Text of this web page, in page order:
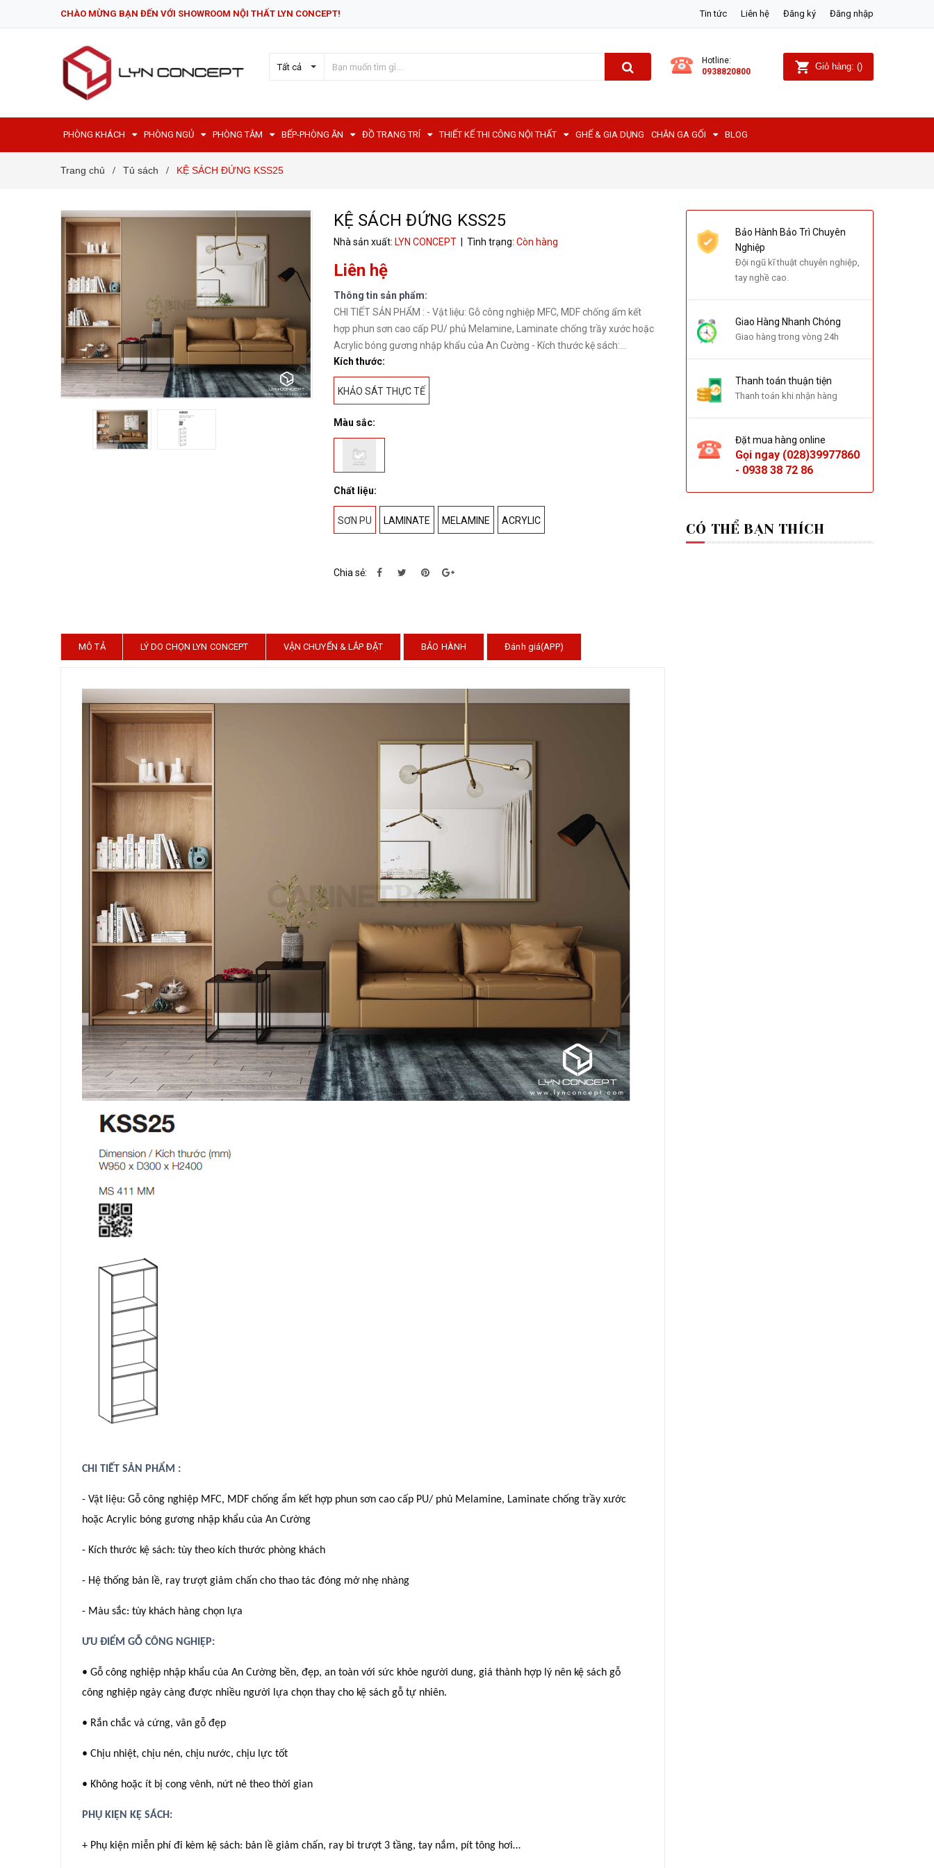
CHÀO MỪNG BẠN ĐẾN VỚI SHOWROOM NỘI THẤT LYN CONCEPT! Tin tức Liên hệ Đăng ký Đăng nhập
Tất cả
Hotline:
0938820800
Giỏ hàng: ()
PHÒNG KHÁCH PHÒNG NGỦ PHÒNG TẮM BẾP-PHÒNG ĂN ĐỒ TRANG TRÍ THIẾT KẾ THI CÔNG NỘI THẤT GHẾ & GIA DỤNG CHĂN GA GỐI BLOG
Trang chủ / Tủ sách / KỆ SÁCH ĐỨNG KSS25
KỆ SÁCH ĐỨNG KSS25
Nhà sản xuất: LYN CONCEPT | Tình trạng: Còn hàng
Liên hệ
Thông tin sản phẩm:
CHI TIẾT SẢN PHẨM : - Vật liệu: Gỗ công nghiệp MFC, MDF chống ẩm kết
hợp phun sơn cao cấp PU/ phủ Melamine, Laminate chống trầy xước hoặc
Acrylic bóng gương nhập khẩu của An Cường - Kích thước kệ sách:...
Kích thước:
KHẢO SÁT THỰC TẾ
Màu sắc:
Chất liệu:
SƠN PU LAMINATE MELAMINE ACRYLIC
Chia sẻ:
MÔ TẢ LÝ DO CHỌN LYN CONCEPT VẬN CHUYỂN & LẮP ĐẶT BẢO HÀNH Đánh giá(APP)
CHI TIẾT SẢN PHẨM :
- Vật liệu: Gỗ công nghiệp MFC, MDF chống ẩm kết hợp phun sơn cao cấp PU/ phủ Melamine, Laminate chống trầy xước
hoặc Acrylic bóng gương nhập khẩu của An Cường
- Kích thước kệ sách: tùy theo kích thước phòng khách
- Hệ thống bản lề, ray trượt giảm chấn cho thao tác đóng mở nhẹ nhàng
- Màu sắc: tùy khách hàng chọn lựa
ƯU ĐIỂM GỖ CÔNG NGHIỆP:
• Gỗ công nghiệp nhập khẩu của An Cường bền, đẹp, an toàn với sức khỏe người dung, giá thành hợp lý nên kệ sách gỗ
công nghiệp ngày càng được nhiều người lựa chọn thay cho kệ sách gỗ tự nhiên.
• Rắn chắc và cứng, vân gỗ đẹp
• Chịu nhiệt, chịu nén, chịu nước, chịu lực tốt
• Không hoặc ít bị cong vênh, nứt nẻ theo thời gian
PHỤ KIỆN KỆ SÁCH:
+ Phụ kiện miễn phí đi kèm kệ sách: bản lề giảm chấn, ray bi trượt 3 tầng, tay nắm, pít tông hơi…
Bảo Hành Bảo Trì Chuyên
Nghiệp
Đội ngũ kĩ thuật chuyên nghiệp,
tay nghề cao.
Giao Hàng Nhanh Chóng
Giao hàng trong vòng 24h
Thanh toán thuận tiện
Thanh toán khi nhận hàng
Đặt mua hàng online
Gọi ngay (028)39977860
- 0938 38 72 86
CÓ THỂ BẠN THÍCH